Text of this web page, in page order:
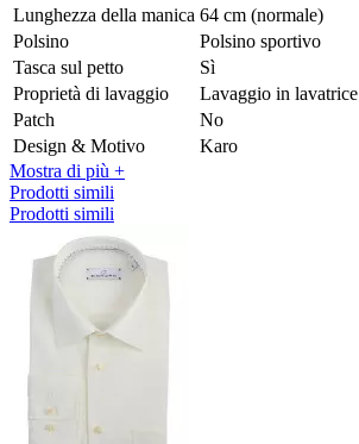
Lunghezza della manica 64 cm (normale)
Polsino
Polsino sportivo
Tasca sul petto
Sì
Proprietà di lavaggio
Lavaggio in lavatrice
Patch
No
Design & Motivo
Karo
Mostra di più +
Prodotti simili
Prodotti simili